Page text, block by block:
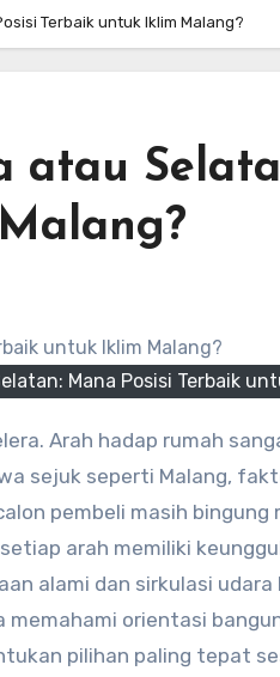
Terbaik untuk Iklim Malang?
atau
Mana Posisi Terbaik
sejuk seperti Malang,
pembeli masih bingung
arah memiliki
alami dan sirkulasi
orientasi
pilihan paling tepat